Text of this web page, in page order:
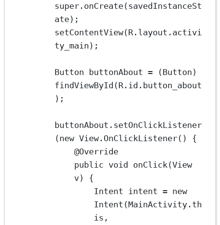
super . onCreate(savedInstanceSt
ate);
setContentView(R.layout.activi
ty_main);
Button buttonAbout =
findViewById (R.id.button_about
);
buttonAbout. setOnClickListener
(new View. OnClickListener() {
@Override
public void onClick (View
v) {
Intent
intent = new
Intent (MainActivity.th
is,